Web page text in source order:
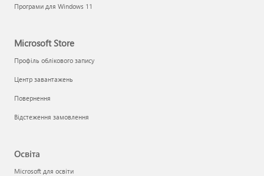
Програми для Windows 11
Microsoft Store
Профіль облікового запису
Центр завантажень
Повернення
Відстеження замовлення
Освіта
Microsoft для освіти